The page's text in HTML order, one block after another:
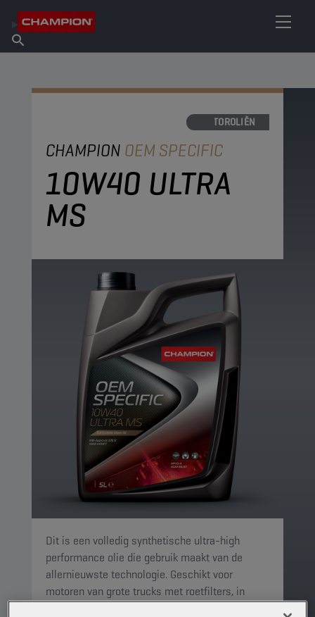
Over Champion
Vind een verkooppunt
MOTOROLIËN
CHAMPION OEM SPECIFIC
10W40 ULTRA
MS
Dit is een volledig synthetische ultra-high
performance olie die gebruik maakt van de
allernieuwste technologie. Geschikt voor
motoren van grote trucks met roetfilters, in